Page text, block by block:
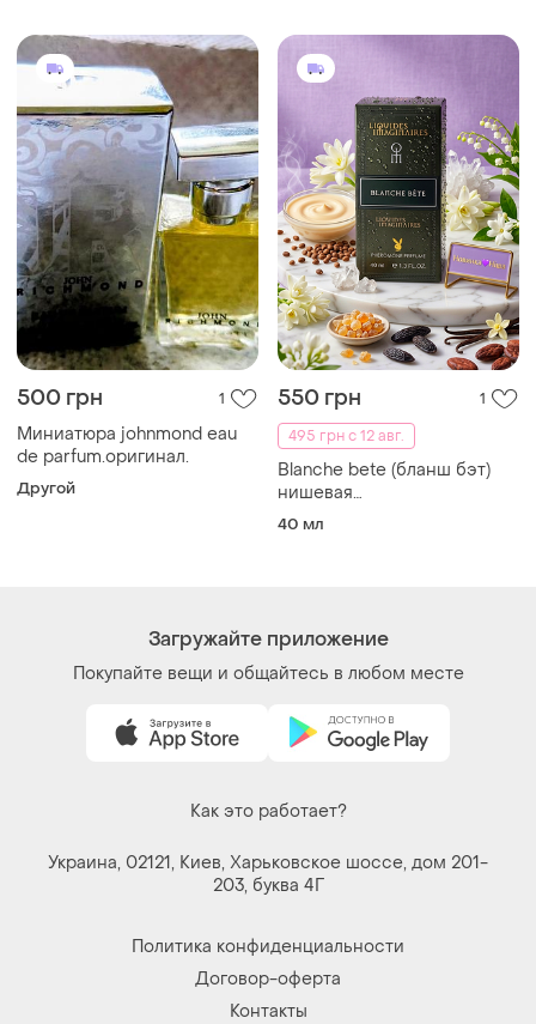
пробник
500 грн 1
Миниатюра johnmond eau
de parfum.оригинал.
Другой
550 грн
1
495 грн с 12 авг.
Blanche bete (бланш бэт)
нишевая
парфюмированная вода с
40 мл
Загружайте приложение
Покупайте вещи и общайтесь в любом месте
Как это работает?
Украина, 02121, Киев, Харьковское шоссе, дом 201-
203, буква 4Г
Политика конфиденциальности
Договор-оферта
Контакты